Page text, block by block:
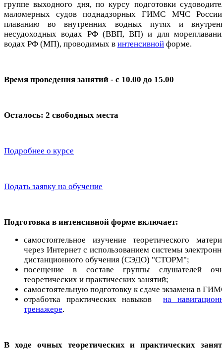
группе выходного дня, по курсу подготовки
маломерных судов поднадзорных ГИМС МЧС
плаванию во внутренних водных путях и
несудоходных водах РФ (ВВП, ВП) и для
водах РФ (МП), проводимых в интенсивной форме.
Время проведения занятий - с 10.00 до 15.00
Осталось: 2 свободных места
Подробнее о курсе
Подать заявку на обучение
Подготовка в интенсивной форме включает:
самостоятельное изучение теоретического
через Интернет с использованием системы
дистанционного обучения (СЭДО) "СТОРМ";
посещение в составе группы слушателей
теоретических и практических занятий;
самостоятельную подготовку к сдаче экзамена в
отработка практических навыковна
тренажере.
В ходе очных теоретических и практических